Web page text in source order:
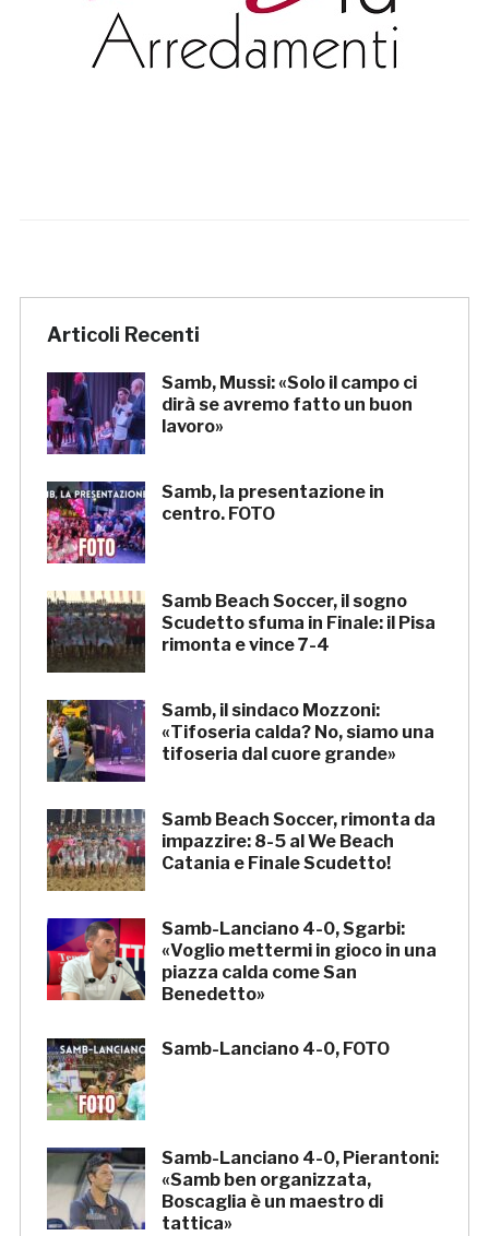
Articoli Recenti
Samb, Mussi: «Solo il campo ci
dirà se avremo fatto un buon
lavoro»
Samb, la presentazione in
centro. FOTO
Samb Beach Soccer, il sogno
Scudetto sfuma in Finale: il Pisa
rimonta e vince 7-4
Samb, il sindaco Mozzoni:
«Tifoseria calda? No, siamo una
tifoseria dal cuore grande»
Samb Beach Soccer, rimonta da
impazzire: 8-5 al We Beach
Catania e Finale Scudetto!
Samb-Lanciano 4-0, Sgarbi:
«Voglio mettermi in gioco in una
piazza calda come San
Benedetto»
Samb-Lanciano 4-0, FOTO
Samb-Lanciano 4-0, Pierantoni:
«Samb ben organizzata,
Boscaglia è un maestro di
tattica»